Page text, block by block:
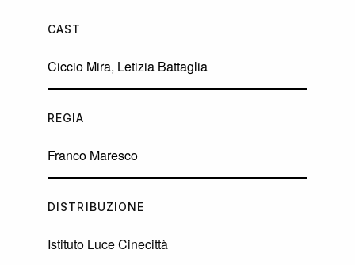
CAST
Ciccio Mira, Letizia Battaglia
REGIA
Franco Maresco
DISTRIBUZIONE
Istituto Luce Cinecittà